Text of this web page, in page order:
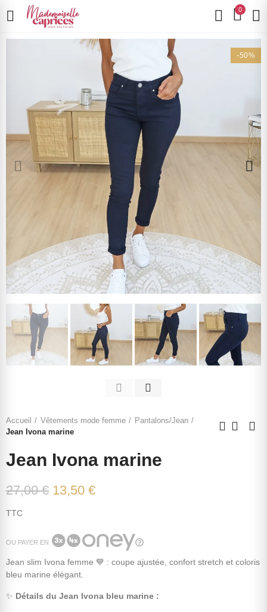
0
-50%
Accueil Vêtements mode femme
Pantalons/Jean
Jean Ivona marine
Jean Ivona marine
27,00 € 13,50 €
TTC
OU PAYER EN
Jean slim Ivona femme 💙 : coupe ajustée, confort stretch et coloris
bleu marine élégant.
✨ Détails du Jean Ivona bleu marine :